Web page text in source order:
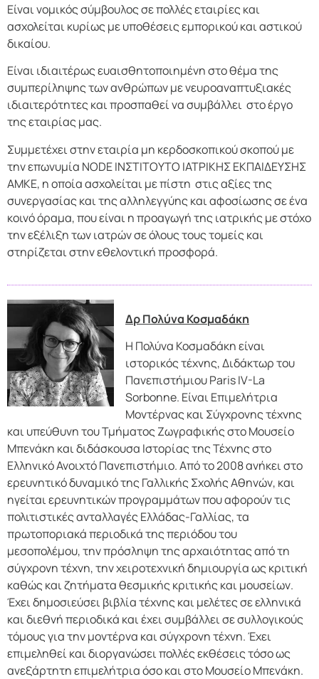
Είναι νομικός σύμβουλος σε πολλές εταιρίες και
ασχολείται κυρίως με υποθέσεις εμπορικού και αστικού
δικαίου.
Είναι ιδιαιτέρως ευαισθητοποιημένη στο θέμα της
συμπερίληψης των ανθρώπων με νευροαναπτυξιακές
ιδιαιτερότητες και προσπαθεί να συμβάλλει στο έργο
της εταιρίας μας.
Συμμετέχει στην εταιρία μη κερδοσκοπικού σκοπού με
την επωνυμία NODE ΙΝΣΤΙΤΟΥΤΟ ΙΑΤΡΙΚΗΣ ΕΚΠΑΙΔΕΥΣΗΣ
ΑΜΚΕ, η οποία ασχολείται με πίστη στις αξίες της
συνεργασίας και της αλληλεγγύης και αφοσίωσης σε ένα
κοινό όραμα, που είναι η προαγωγή της ιατρικής με στόχο
την εξέλιξη των ιατρών σε όλους τους τομείς και
στηρίζεται στην εθελοντική προσφορά.
Δρ Πολύνα Κοσμαδάκη
H Πολύνα Κοσμαδάκη είναι
ιστορικός τέχνης, Διδάκτωρ του
Πανεπιστήμιου Paris IV-La
Sorbonne. Είναι Επιμελήτρια
Μοντέρνας και Σύγχρονης τέχνης
και υπεύθυνη του Τμήματος Ζωγραφικής στο Μουσείο
Μπενάκη και διδάσκουσα Ιστορίας της Τέχνης στο
Ελληνικό Ανοιχτό Πανεπιστήμιο. Από το 2008 ανήκει στο
ερευνητικό δυναμικό της Γαλλικής Σχολής Αθηνών, και
ηγείται ερευνητικών προγραμμάτων που αφορούν τις
πολιτιστικές ανταλλαγές Ελλάδας-Γαλλίας, τα
πρωτοποριακά περιοδικά της περιόδου του
μεσοπολέμου, την πρόσληψη της αρχαιότητας από τη
σύγχρονη τέχνη, την χειροτεχνική δημιουργία ως κριτική
καθώς και ζητήματα θεσμικής κριτικής και μουσείων.
Έχει δημοσιεύσει βιβλία τέχνης και μελέτες σε ελληνικά
και διεθνή περιοδικά και έχει συμβάλλει σε συλλογικούς
τόμους για την μοντέρνα και σύγχρονη τέχνη. Έχει
επιμεληθεί και διοργανώσει πολλές εκθέσεις τόσο ως
ανεξάρτητη επιμελήτρια όσο και στο Μουσείο Μπενάκη.